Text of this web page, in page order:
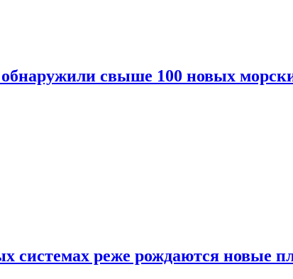
свыше 100 новых
системах реже рождаются новые